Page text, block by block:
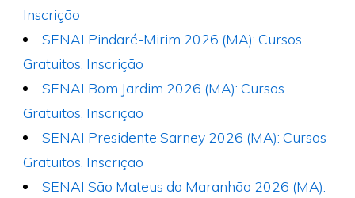
Inscrição
SENAI Pindaré-Mirim 2026 (MA): Cursos
Gratuitos, Inscrição
SENAI Bom Jardim 2026 (MA): Cursos
Gratuitos, Inscrição
SENAI Presidente Sarney 2026 (MA): Cursos
Gratuitos, Inscrição
SENAI São Mateus do Maranhão 2026 (MA):